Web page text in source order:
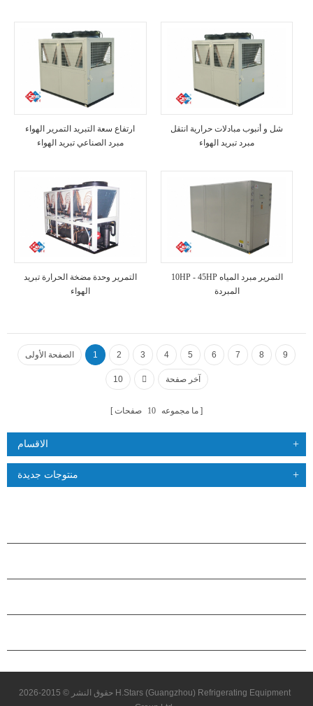
ارتفاع سعة التبريد التمرير الهواء
مبرد الصناعي تبريد الهواء
شل و أنبوب مبادلات حرارية انتقل
مبرد تبريد الهواء
التمرير وحدة مضخة الحرارة تبريد
الهواء
10HP - 45HP التمرير مبرد المياه
المبردة
الصفحة الأولى 1 2 3 4 5 6 7 8 9
10 آخر صفحة
ما مجموعه 10 صفحات
الاقسام
منتوجات جديدة
حقوق النشر © 2015-2026 H.Stars (Guangzhou) Refrigerating Equipment